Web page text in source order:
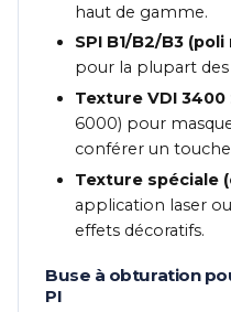
haut de gamme.
SPI B1/B2/B3
pour la plupart des
Texture VDI 3400
6000) pour
conférer un
Texture spéciale
application laser
effets décoratifs.
Buse à obturation
PI